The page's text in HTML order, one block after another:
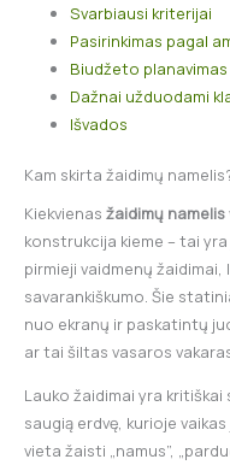
Svarbiausi kriterijai
Pasirinkimas pagal
Biudžeto planavimas
Dažnai užduodami
Išvados
Kam skirta žaidimų
Kiekvienas žaidimų namelis
konstrukcija kieme – tai
pirmieji vaidmenų
savarankiškumo. Šie
nuo ekranų ir paskatintų
ar tai šiltas vasaros
Lauko žaidimai yra kritiškai
saugią erdvę, kurioje
vieta žaisti „namus”,